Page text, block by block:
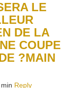
LE
DE LA
COUPE
?MAIN
Reply